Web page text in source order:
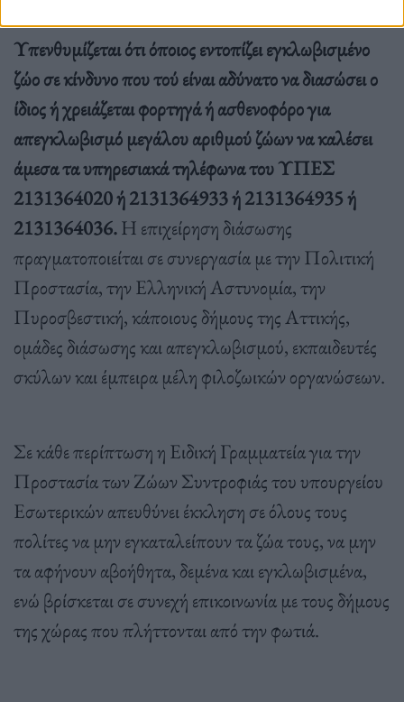
Υπενθυμίζεται ότι όποιος εντοπίζει εγκλωβισμένο
ζώο σε κίνδυνο που τού είναι αδύνατο να διασώσει ο
ίδιος ή χρειάζεται φορτηγά ή ασθενοφόρο για
απεγκλωβισμό μεγάλου αριθμού ζώων να καλέσει
άμεσα τα υπηρεσιακά τηλέφωνα του ΥΠΕΣ
2131364020 ή 2131364933 ή 2131364935 ή
2131364036.Η επιχείρηση διάσωσης
πραγματοποιείται σε συνεργασία με την Πολιτική
Προστασία, την Ελληνική Αστυνομία, την
Πυροσβεστική, κάποιους δήμους της Αττικής,
ομάδες διάσωσης και απεγκλωβισμού, εκπαιδευτές
σκύλων και έμπειρα μέλη φιλοζωικών οργανώσεων.
Σε κάθε περίπτωση η Ειδική Γραμματεία για την
Προστασία των Ζώων Συντροφιάς του υπουργείου
Εσωτερικών απευθύνει έκκληση σε όλους τους
πολίτες να μην εγκαταλείπουν τα ζώα τους, να μην
τα αφήνουν αβοήθητα, δεμένα και εγκλωβισμένα,
ενώ βρίσκεται σε συνεχή επικοινωνία με τους δήμους
της χώρας που πλήττονται από την φωτιά.